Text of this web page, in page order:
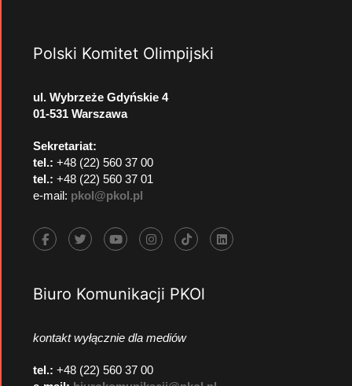
Polski Komitet Olimpijski
ul. Wybrzeże Gdyńskie 4
01-531 Warszawa
Sekretariat:
tel.: +48 (22) 560 37 00
tel.: +48 (22) 560 37 01
e-mail: pkol@pkol.pl
Biuro Komunikacji PKOl
kontakt wyłącznie dla mediów
tel.: +48 (22) 560 37 00